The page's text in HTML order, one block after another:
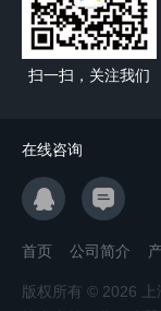
扫一扫，关注我们
在线咨询
首页 公司简介
版权所有 © 2026 上